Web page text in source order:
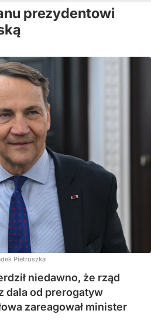
prezydentowi
Pietruszka
niedawno, że rząd
dala od prerogatyw
zareagował minister